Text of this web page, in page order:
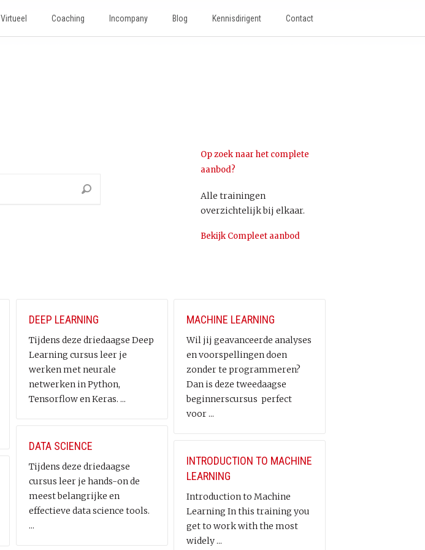
Virtueel Coaching Incompany Blog Kennisdirigent Contact
Op zoek naar het complete
aanbod?
Alle trainingen
overzichtelijk bij elkaar.
Bekijk Compleet aanbod
DEEP LEARNING
Tijdens deze driedaagse Deep
Learning cursus leer je
werken met neurale
netwerken in Python,
Tensorflow en Keras. ...
MACHINE LEARNING
Wil jij geavanceerde analyses
en voorspellingen doen
zonder te programmeren?
Dan is deze tweedaagse
beginnerscursus perfect
voor ...
DATA SCIENCE
Tijdens deze driedaagse
cursus leer je hands-on de
meest belangrijke en
effectieve data science tools.
...
INTRODUCTION TO MACHINE
LEARNING
Introduction to Machine
Learning In this training you
get to work with the most
widely ...